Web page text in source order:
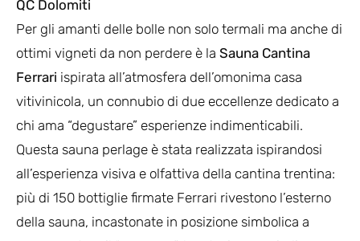
QC Dolomiti
Per gli amanti delle bolle non solo termali ma anche di
ottimi vigneti da non perdere è la Sauna Cantina
Ferrari ispirata all’atmosfera dell’omonima casa
vitivinicola, un connubio di due eccellenze dedicato a
chi ama “degustare” esperienze indimenticabili.
Questa sauna perlage è stata realizzata ispirandosi
all’esperienza visiva e olfattiva della cantina trentina:
più di 150 bottiglie firmate Ferrari rivestono l’esterno
della sauna, incastonate in posizione simbolica a